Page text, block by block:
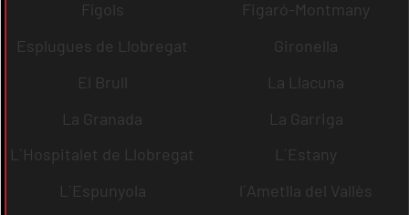
Fígols
Figaró-Montmany
Esplugues de Llobregat
Gironella
El Brull
La Llacuna
La Granada
La Garriga
L´Hospitalet de Llobregat
L´Estany
L´Espunyola
l´Ametlla del Vallès